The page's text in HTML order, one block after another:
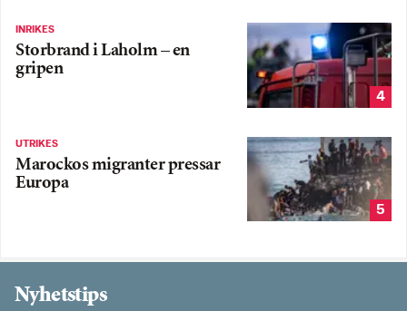
INRIKES
Storbrand i Laholm – en
gripen
4
UTRIKES
Marockos migranter pressar
Europa
5
Nyhetstips